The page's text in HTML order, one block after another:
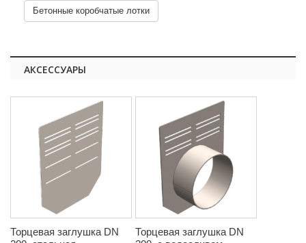
Бетонные коробчатые лотки
АКСЕССУАРЫ
Торцевая заглушка DN
Торцевая заглушка DN